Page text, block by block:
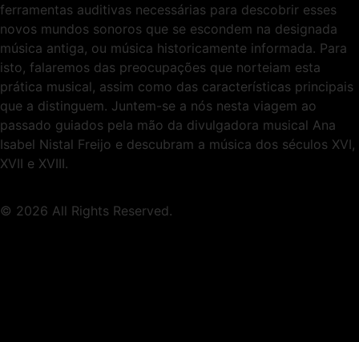
ferramentas auditivas necessárias para descobrir esses
novos mundos sonoros que se escondem na designada
música antiga, ou música historicamente informada. Para
isto, falaremos das preocupações que norteiam esta
prática musical, assim como das características principais
que a distinguem. Juntem-se a nós nesta viagem ao
passado guiados pela mão da divulgadora musical Ana
Isabel Nistal Freijo e descubram a música dos séculos XVI,
XVII e XVIII.
© 2026 All Rights Reserved.